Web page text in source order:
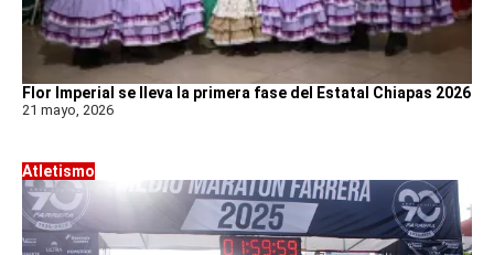
Flor Imperial se lleva la primera fase del Estatal Chiapas 2026
21 mayo, 2026
Atletismo